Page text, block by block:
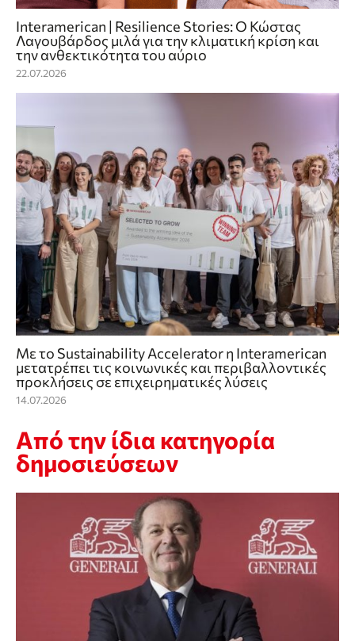
Interamerican | Resilience Stories: Ο Κώστας
Λαγουβάρδος μιλά για την κλιματική κρίση και
την ανθεκτικότητα του αύριο
22.07.2026
Με το Sustainability Accelerator η Interamerican
μετατρέπει τις κοινωνικές και περιβαλλοντικές
προκλήσεις σε επιχειρηματικές λύσεις
14.07.2026
Από την ίδια κατηγορία
δημοσιεύσεων